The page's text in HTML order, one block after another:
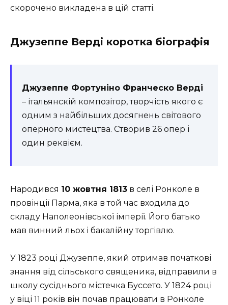
скорочено викладена в цій статті.
Джузеппе Верді коротка біографія
Джузеппе Фортуніно Франческо Верді
– італьянскій композітор, творчість якого є
одним з найбільших досягнень світового
оперного мистецтва. Створив 26 опер і
один реквієм.
Народився 10 жовтня 1813 в селі Ронколе в
провінції Парма, яка в той час входила до
складу Наполеонівської імперії. Його батько
мав винний льох і бакалійну торгівлю.
У 1823 році Джузеппе, який отримав початкові
знання від сільського священика, відправили в
школу сусіднього містечка Буссето. У 1824 році
у віці 11 років він почав працювати в Ронколе